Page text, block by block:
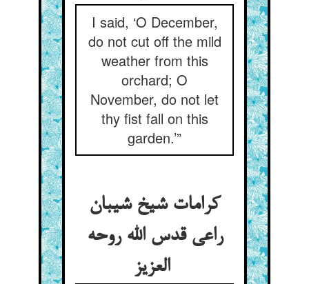
I said, ‘O December,
do not cut off the mild
weather from this
orchard; O
November, do not let
thy fist fall on this
garden.’”
کرامات شیخ شیبان
راعی قدس الله روحه
العزیز